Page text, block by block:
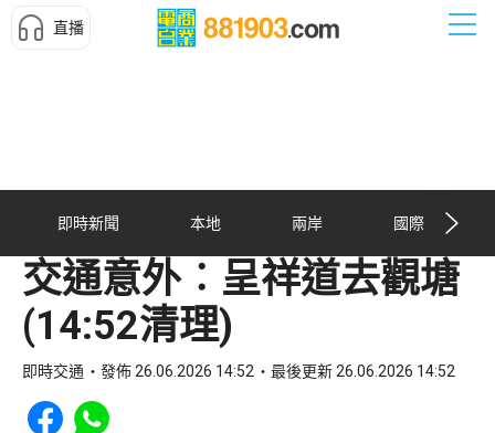
直播
即時新聞 本地 兩岸 國際
交通意外︰呈祥道去觀塘
(14:52清理)
即時交通 發佈 26.06.2026 14:52 最後更新 26.06.2026 14:52
Share to Facebook
Share to WhatsApp